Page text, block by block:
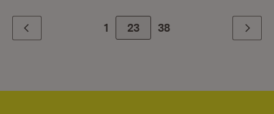
Zurück 1 Zur Seite
23 38 Weiter